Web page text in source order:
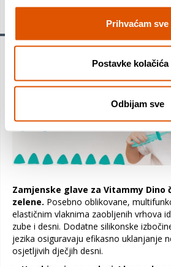
Prihvaćam sve
Postavke kolačića
Odbijam sve
Detalji proizvoda
Zamjenske glave za Vitammy Dino
zelene. Posebno oblikovane,
elastičnim vlaknima zaobljenih vrhova
zube i desni. Dodatne silikonske
jezika osiguravaju efikasno uklanjanje
osjetljivih dječjih desni.